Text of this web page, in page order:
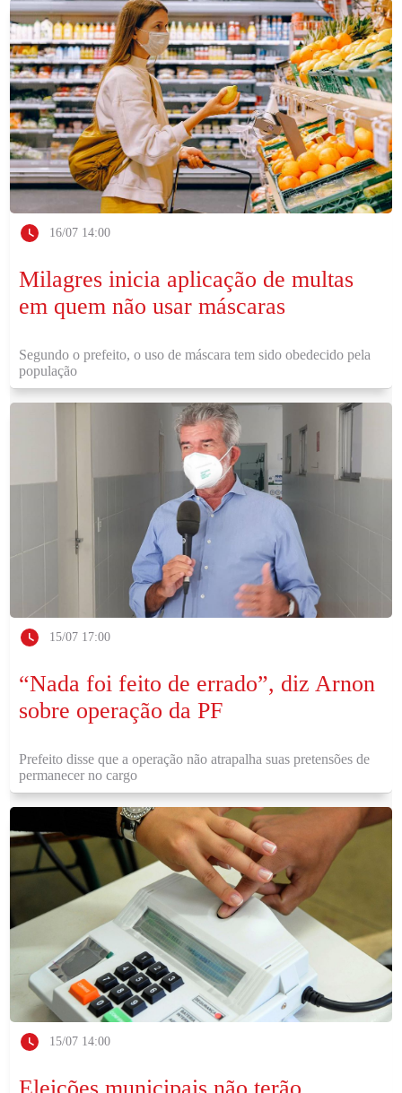
16/07 14:00
Milagres inicia aplicação de multas
em quem não usar máscaras
Segundo o prefeito, o uso de máscara tem sido obedecido pela
população
15/07 17:00
“Nada foi feito de errado”, diz Arnon
sobre operação da PF
Prefeito disse que a operação não atrapalha suas pretensões de
permanecer no cargo
15/07 14:00